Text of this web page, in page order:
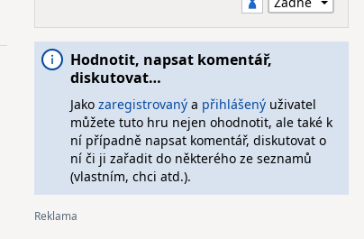
Hodnotit, napsat komentář,
diskutovat…
Jako zaregistrovanýa přihlášenýuživatel
můžete tuto hru nejen ohodnotit, ale také k
ní případně napsat komentář, diskutovat o
ní či ji zařadit do některého ze seznamů
(vlastním, chci atd.).